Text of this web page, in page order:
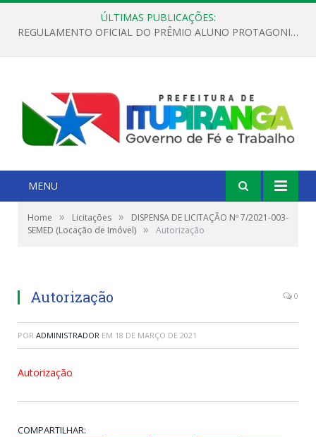
ÚLTIMAS PUBLICAÇÕES:
REGULAMENTO OFICIAL DO PRÊMIO ALUNO PROTAGONISTA – EDIÇÃO 2026
MENU
Home » Licitações »
DISPENSA DE LICITAÇÃO Nº 7/2021-003-
SEMED (Locação de Imóvel) » Autorização
Autorização 0
POR ADMINISTRADOR EM 18 DE MARÇO DE 2021
Autorização
COMPARTILHAR: